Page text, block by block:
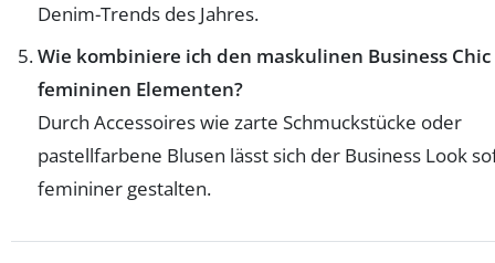
Denim-Trends des Jahres.
Wie kombiniere ich den maskulinen Business
femininen Elementen?
Durch Accessoires wie zarte Schmuckstücke oder
pastellfarbene Blusen lässt sich der Business Look
femininer gestalten.